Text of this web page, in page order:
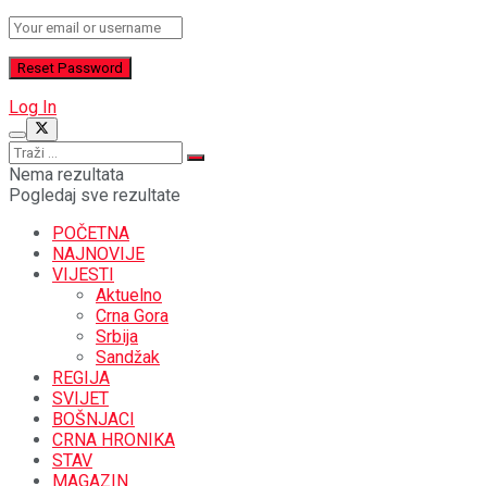
Log In
Nema rezultata
Pogledaj sve rezultate
POČETNA
NAJNOVIJE
VIJESTI
Aktuelno
Crna Gora
Srbija
Sandžak
REGIJA
SVIJET
BOŠNJACI
CRNA HRONIKA
STAV
MAGAZIN